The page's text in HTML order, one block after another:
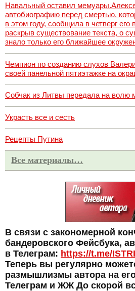
Навальный оставил
автобиографию перед смертью,
в этом году, сообщила в четверг
раскрыв существование текста, о
знало только его ближайшее
Чемпион по созданию слухов
своей панельной пятиэтажке на
Собчак из Литвы передала на волю
Украсть все и сесть
Рецепты Путина
Все материалы…
В связи с закономерной
бандеровского Фейсбука,
в Телеграм: https://t.me/
Теперь вы регулярно
размышлизмы автора на
Телеграм и ЖЖ До скорой